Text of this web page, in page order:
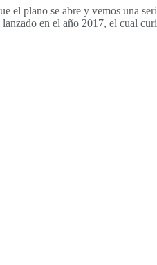
el plano se abre y vemos una
en el año 2017, el cual